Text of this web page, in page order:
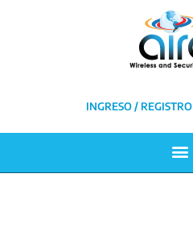
INGRESO / REGISTRO